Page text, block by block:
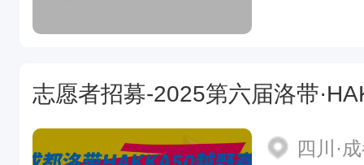
志愿者招募-2025第六届洛带
四川·